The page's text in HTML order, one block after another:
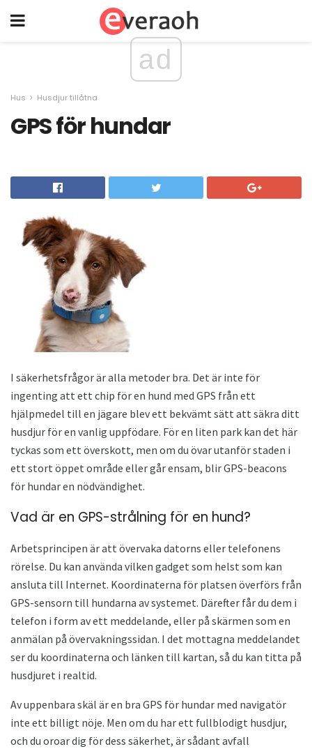
ad
Hus Husdjur tillåtna
GPS för hundar
I säkerhetsfrågor är alla metoder bra. Det är inte för
ingenting att ett chip för en hund med GPS från ett
hjälpmedel till en jägare blev ett bekvämt sätt att säkra ditt
husdjur för en vanlig uppfödare. För en liten park kan det här
tyckas som ett överskott, men om du övar utanför staden i
ett stort öppet område eller går ensam, blir GPS-beacons
för hundar en nödvändighet.
Vad är en GPS-strålning för en hund?
Arbetsprincipen är att övervaka datorns eller telefonens
rörelse. Du kan använda vilken gadget som helst som kan
ansluta till Internet. Koordinaterna för platsen överförs från
GPS-sensorn till hundarna av systemet. Därefter får du dem i
telefon i form av ett meddelande, eller på skärmen som en
anmälan på övervakningssidan. I det mottagna meddelandet
ser du koordinaterna och länken till kartan, så du kan titta på
husdjuret i realtid.
Av uppenbara skäl är en bra GPS för hundar med navigatör
inte ett billigt nöje. Men om du har ett fullblodigt husdjur,
och du oroar dig för dess säkerhet, är sådant avfall